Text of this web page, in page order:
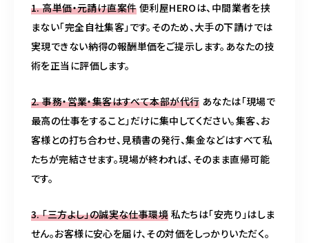
1. 高単価・元請け直案件 便利屋HEROは、中間業者を挟
まない「完全自社集客」です。そのため、大手の下請けでは
実現できない納得の報酬単価をご提示します。あなたの技
術を正当に評価します。
2. 事務・営業・集客はすべて本部が代行 あなたは「現場で
最高の仕事をすること」だけに集中してください。集客、お
客様との打ち合わせ、見積書の発行、集金などはすべて私
たちが完結させます。現場が終われば、そのまま直帰可能
です。
3. 「三方よし」の誠実な仕事環境 私たちは「安売り」はしま
せん。お客様に安心を届け、その対価をしっかりいただく。